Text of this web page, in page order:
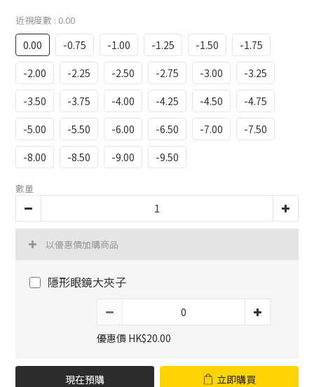
近視度數 : 0.00
0.00 -0.75 -1.00 -1.25 -1.50
-1.75
-2.00
-2.25 -2.50 -2.75 -3.00
-3.25
-3.50
-3.75 -4.00 -4.25 -4.50
-4.75
-5.00
-5.50 -6.00 -6.50 -7.00
-7.50
-8.00
-8.50 -9.00 -9.50
數量
以優惠價加購商品
隱形眼鏡大夾子
優惠價 HK$20.00
現在預購 立即購買